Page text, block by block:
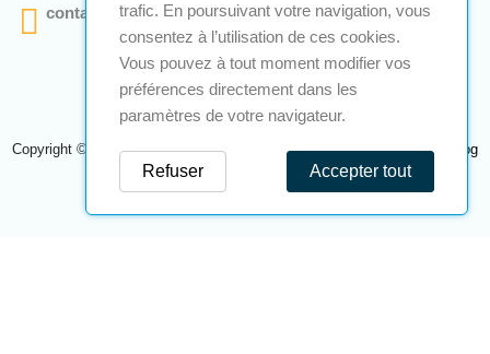
contact@a2s-atex.com
Copyright © 2026 A2S Atex. Tous droits réservés. Une réalisationNavilog
trafic. En poursuivant votre navigation, vous
consentez à l’utilisation de ces cookies.
Vous pouvez à tout moment modifier vos
préférences directement dans les
paramètres de votre navigateur.
Accepter tout
Refuser